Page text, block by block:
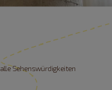
alle Sehenswürdigkeiten